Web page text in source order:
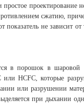
простое
сжатию,
не зависит
в порошок в
или HCFC, которые
или разрушении
при дыхании